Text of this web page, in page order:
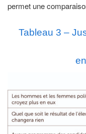
permet une
Tableau 3 –